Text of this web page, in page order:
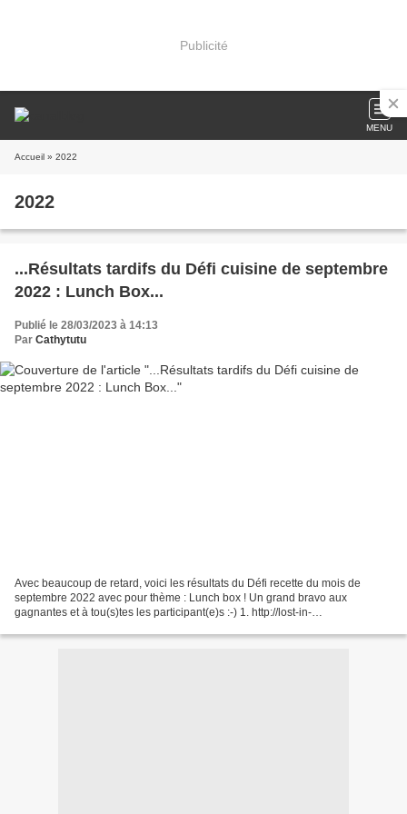
Publicité
MENU
Accueil » 2022
2022
...Résultats tardifs du Défi cuisine de septembre
2022 : Lunch Box...
Publié le 28/03/2023 à 14:13
Par Cathytutu
Avec beaucoup de retard, voici les résultats du Défi recette du mois de
septembre 2022 avec pour thème : Lunch box ! Un grand bravo aux
gagnantes et à tou(s)tes les participant(e)s :-) 1. http://lost-in-
blog.com/.../salade-composee-lunch......